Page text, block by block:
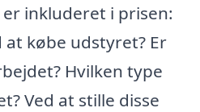
inkluderet i prisen:
købe udstyret? Er
Hvilken type
Ved at stille disse